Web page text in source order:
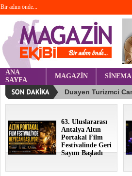
Bir adım önde...
ANA
SAYFA
MAGAZİN SİNEMA
63. Uluslararası
Antalya Altın
Portakal Film
Festivalinde Geri
Sayım Başladı